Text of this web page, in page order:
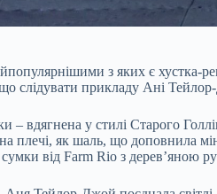
з яких є хустка-
слідувати прикладу Ані
вдягнена у стилі Старого
як шаль, що доповнила
від Farm Rio з деревʼяною